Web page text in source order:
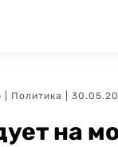
Политика |
на